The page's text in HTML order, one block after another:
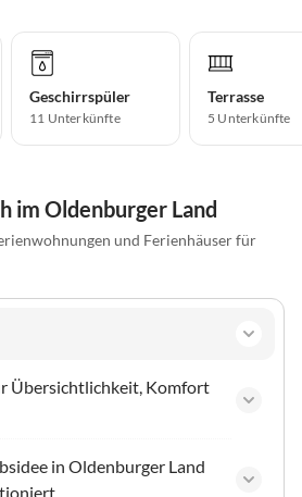
Geschirrspüler
11 Unterkünfte
Terrasse
5 Unterkünfte
im Oldenburger Land
und Ferienhäuser für
Übersichtlichkeit, Komfort
in Oldenburger Land